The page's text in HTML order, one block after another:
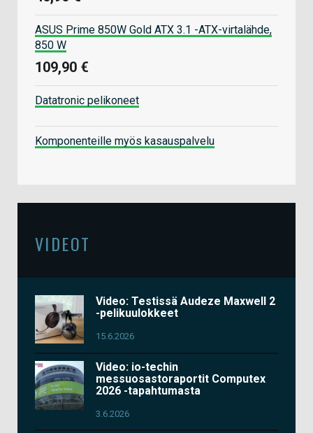
ASUS Prime 850W Gold ATX 3.1 -ATX-virtalähde,
850 W
109,90 €
Datatronic pelikoneet
Komponenteille myös kasauspalvelu
VIDEOT
Video: Testissä Audeze Maxwell 2
-pelikuulokkeet
15.6.2026
Video: io-techin
messuosastoraportit Computex
2026 -tapahtumasta
3.6.2026